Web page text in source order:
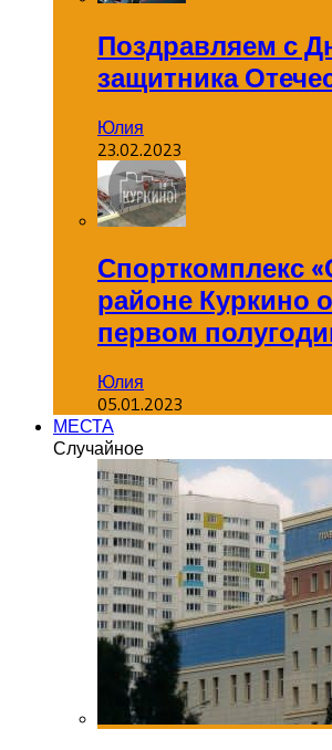
Поздравляем с
защитника
Юлия
23.02.2023
Спорткомплекс
районе Куркино
первом
Юлия
05.01.2023
МЕСТА
Случайное